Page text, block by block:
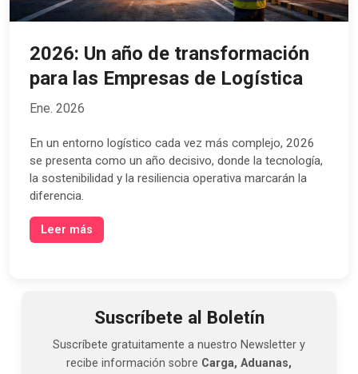
2026: Un año de transformación
para las Empresas de Logística
Ene. 2026
En un entorno logístico cada vez más complejo, 2026
se presenta como un año decisivo, donde la tecnología,
la sostenibilidad y la resiliencia operativa marcarán la
diferencia.
Leer más
Suscríbete al Boletín
Suscríbete gratuitamente a nuestro Newsletter y
recibe información sobre Carga, Aduanas,